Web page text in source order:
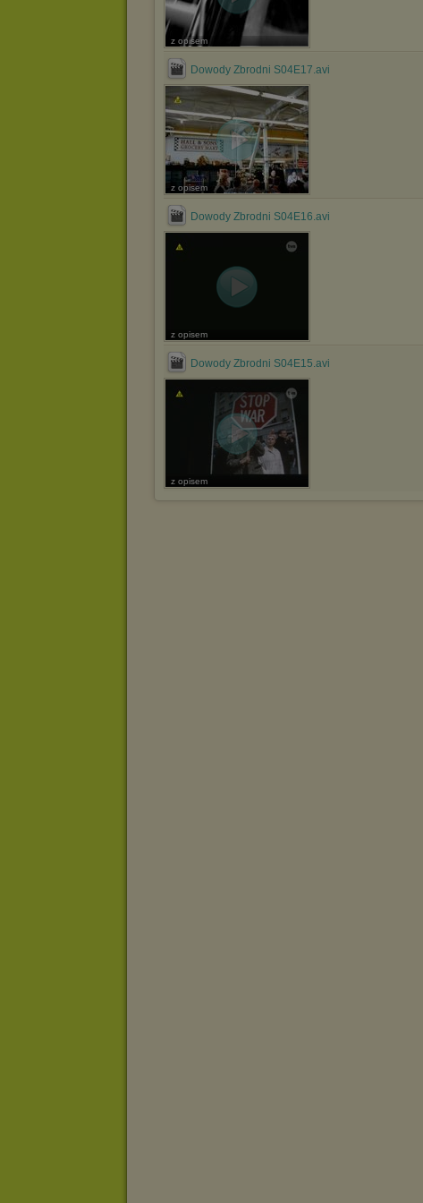
z opisem
Dowody Zbrodni S04E17.avi
z opisem
Dowody Zbrodni S04E16.avi
z opisem
Dowody Zbrodni S04E15.avi
z opisem